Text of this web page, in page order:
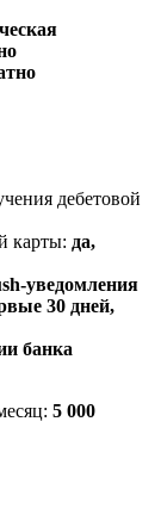
дебетовой
карты: да,
уведомления
30 дней,
банка
5 000